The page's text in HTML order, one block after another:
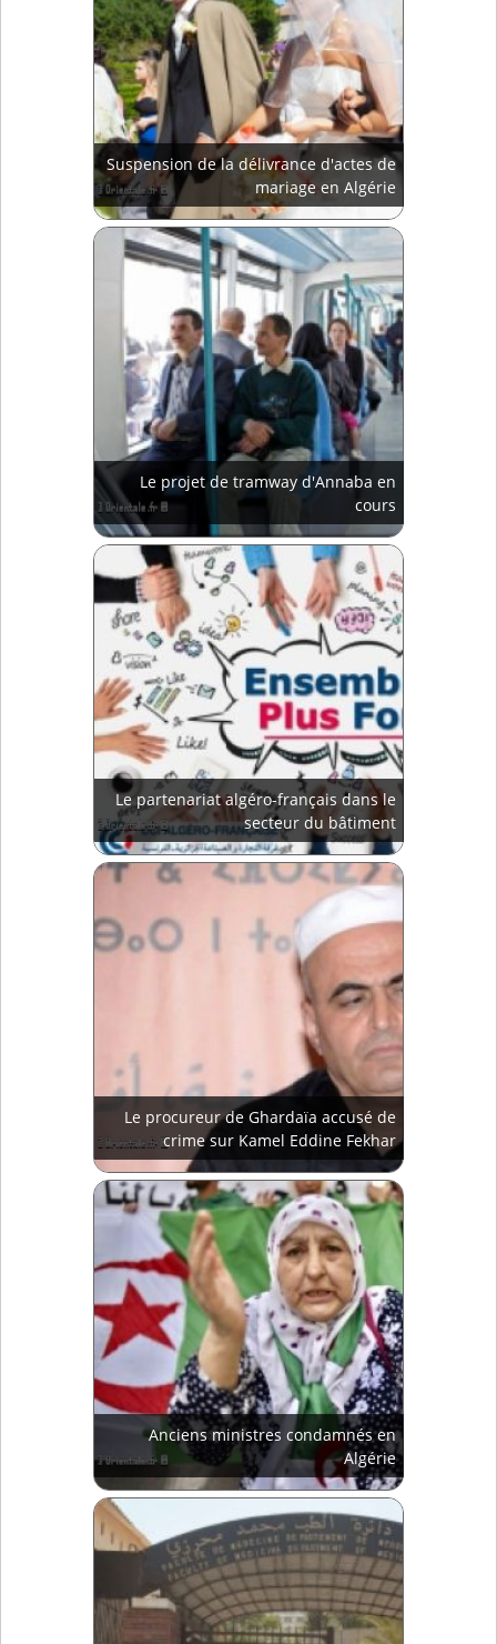
Suspension de la délivrance d'actes de
mariage en Algérie
Le projet de tramway d'Annaba en
cours
Le partenariat algéro-français dans le
secteur du bâtiment
Le procureur de Ghardaïa accusé de
crime sur Kamel Eddine Fekhar
Anciens ministres condamnés en
Algérie